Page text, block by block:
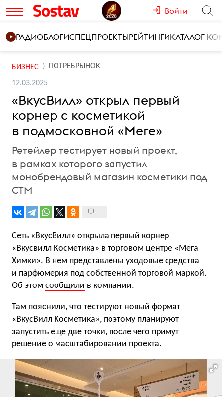
Войти
РАДИОБЛОГИСПЕЦПРОЕКТЫРЕЙТИНГИКАТАЛОГ
БИЗНЕС ПОТРЕБРЫНОК
12.03.2025
«ВкусВилл» открыл первый
корнер с косметикой
в подмосковной «Меге»
Ретейлер тестирует новый проект,
в рамках которого запустил
монобрендовый магазин косметики под
СТМ
Сеть «ВкусВилл» открыла первый корнер
«Вкусвилл Косметика» в торговом центре «Мега
Химки». В нем представлены уходовые средства
и парфюмерия под собственной торговой маркой.
Об этом сообщили в компании.
Там пояснили, что тестируют новый формат
«ВкусВилл Косметика», поэтому планируют
запустить еще две точки, после чего примут
решение о масштабировании проекта.